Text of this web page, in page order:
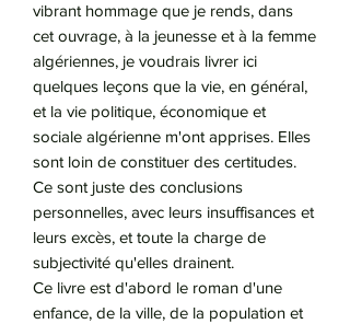
vibrant hommage que je rends, dans
cet ouvrage, à la jeunesse et à la femme
algériennes, je voudrais livrer ici
quelques leçons que la vie, en général,
et la vie politique, économique et
sociale algérienne m'ont apprises. Elles
sont loin de constituer des certitudes.
Ce sont juste des conclusions
personnelles, avec leurs insuffisances et
leurs excès, et toute la charge de
subjectivité qu'elles drainent.
Ce livre est d'abord le roman d'une
enfance, de la ville, de la population et